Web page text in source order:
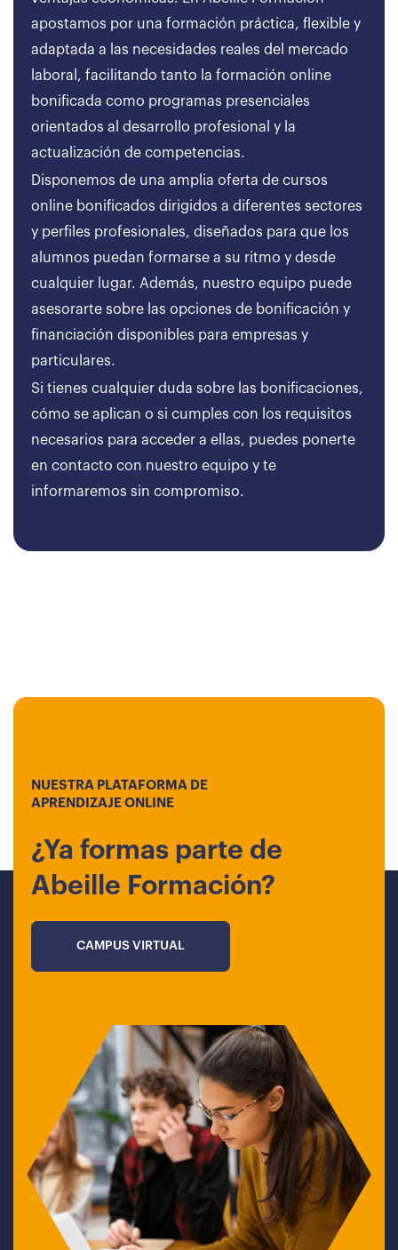
apostamos por una formación práctica, flexible y
adaptada a las necesidades reales del mercado
laboral, facilitando tanto la formación online
bonificada como programas presenciales
orientados al desarrollo profesional y la
actualización de competencias.
Disponemos de una amplia oferta de cursos
online bonificados dirigidos a diferentes sectores
y perfiles profesionales, diseñados para que los
alumnos puedan formarse a su ritmo y desde
cualquier lugar. Además, nuestro equipo puede
asesorarte sobre las opciones de bonificación y
financiación disponibles para empresas y
particulares.
Si tienes cualquier duda sobre las bonificaciones,
cómo se aplican o si cumples con los requisitos
necesarios para acceder a ellas, puedes ponerte
en contacto con nuestro equipo y te
informaremos sin compromiso.
NUESTRA PLATAFORMA DE
APRENDIZAJE ONLINE
¿Ya formas parte de
Abeille Formación?
CAMPUS VIRTUAL